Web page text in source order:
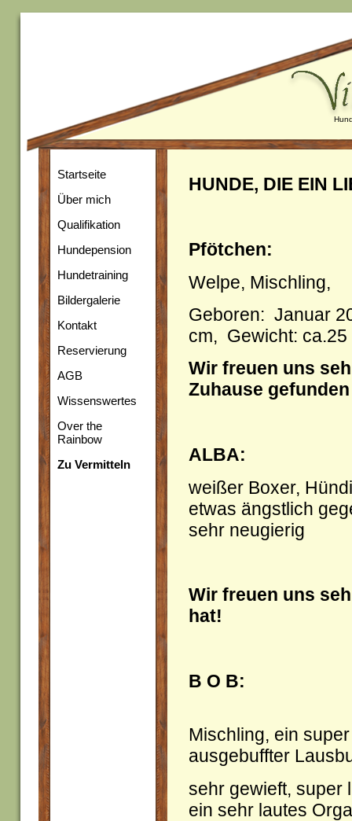
Startseite
Über mich
Qualifikation
Hundepension
Hundetraining
Bildergalerie
Kontakt
Reservierung
AGB
Wissenswertes
Over the
Rainbow
Zu Vermitteln
HUNDE, DIE EIN
Pfötchen:
Welpe, Mischling,
Geboren: Januar
cm, Gewicht: ca.25
Wir freuen uns
Zuhause
ALBA:
weißer Boxer,
etwas ängstlich
sehr neugierig
Wir freuen uns
hat!
B O B:
Mischling, ein
ausgebuffter
sehr gewieft, super
ein sehr lautes